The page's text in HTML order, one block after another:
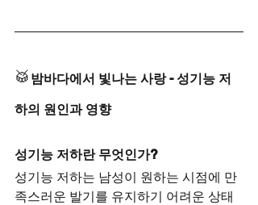
🥁 밤바다에서 빛나는 사랑 - 성기능 저
하의 원인과 영향
성기능 저하란 무엇인가?
성기능 저하는 남성이 원하는 시점에 만
족스러운 발기를 유지하기 어려운 상태